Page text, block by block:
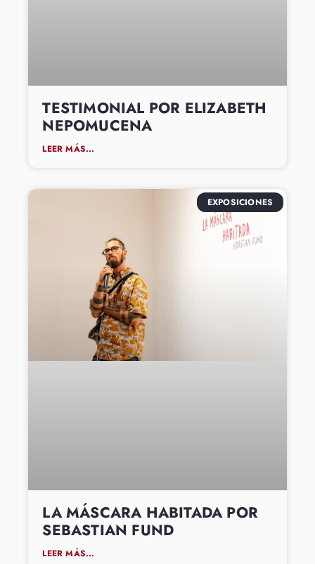
TESTIMONIAL POR ELIZABETH
NEPOMUCENA
LEER MÁS...
EXPOSICIONES
LA MÁSCARA HABITADA POR
SEBASTIAN FUND
LEER MÁS...